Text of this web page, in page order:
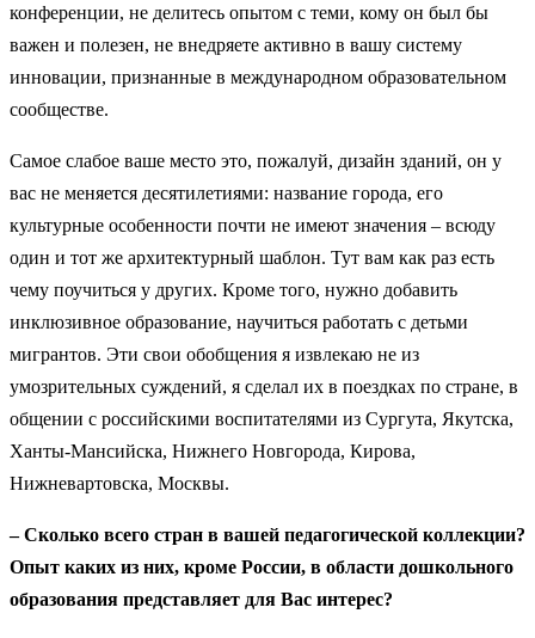
конференции, не делитесь опытом с теми, кому он был бы
важен и полезен, не внедряете активно в вашу систему
инновации, признанные в международном образовательном
сообществе.
Самое слабое ваше место это, пожалуй, дизайн зданий, он у
вас не меняется десятилетиями: название города, его
культурные особенности почти не имеют значения – всюду
один и тот же архитектурный шаблон. Тут вам как раз есть
чему поучиться у других. Кроме того, нужно добавить
инклюзивное образование, научиться работать с детьми
мигрантов. Эти свои обобщения я извлекаю не из
умозрительных суждений, я сделал их в поездках по стране, в
общении с российскими воспитателями из Сургута, Якутска,
Ханты-Мансийска, Нижнего Новгорода, Кирова,
Нижневартовска, Москвы.
– Сколько всего стран в вашей педагогической коллекции?
Опыт каких из них, кроме России, в области дошкольного
образования представляет для Вас интерес?